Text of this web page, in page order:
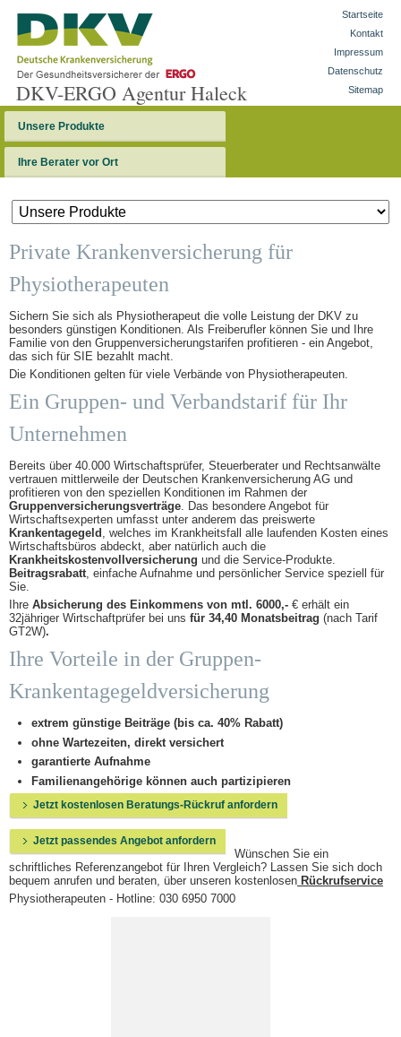
Startseite
Kontakt
Impressum
Datenschutz
Sitemap
DKV-ERGO Agentur Haleck
Unsere Produkte
Ihre Berater vor Ort
Private Krankenversicherung für
Physiotherapeuten
Sichern Sie sich als Physiotherapeut die volle Leistung der DKV zu
besonders günstigen Konditionen. Als Freiberufler können Sie und Ihre
Familie von den Gruppenversicherungstarifen profitieren - ein Angebot,
das sich für SIE bezahlt macht.
Die Konditionen gelten für viele Verbände von Physiotherapeuten.
Ein Gruppen- und Verbandstarif für Ihr
Unternehmen
Bereits über 40.000 Wirtschaftsprüfer, Steuerberater und Rechtsanwälte
vertrauen mittlerweile der Deutschen Krankenversicherung AG und
profitieren von den speziellen Konditionen im Rahmen der
Gruppenversicherungsverträge. Das besondere Angebot für
Wirtschaftsexperten umfasst unter anderem das preiswerte
Krankentagegeld , welches im Krankheitsfall alle laufenden Kosten eines
Wirtschaftsbüros abdeckt, aber natürlich auch die
Krankheitskostenvollversicherung und die Service-Produkte.
Beitragsrabatt, einfache Aufnahme und persönlicher Service speziell für
Sie.
Ihre Absicherung des Einkommens von mtl. 6000,- € erhält ein
32jähriger Wirtschaftprüfer bei uns für 34,40 Monatsbeitrag (nach Tarif
GT2W).
Ihre Vorteile in der Gruppen-
Krankentagegeldversicherung
extrem günstige Beiträge (bis ca. 40% Rabatt)
ohne Wartezeiten, direkt versichert
garantierte Aufnahme
Familienangehörige können auch partizipieren
Jetzt kostenlosen Beratungs-Rückruf anfordern
Jetzt passendes Angebot anfordern
Wünschen Sie ein
schriftliches Referenzangebot für Ihren Vergleich? Lassen Sie sich doch
bequem anrufen und beraten, über unseren kostenlosen Rückrufservice
Physiotherapeuten - Hotline: 030 6950 7000